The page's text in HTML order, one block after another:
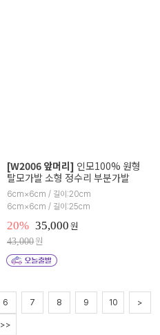
[W2006 앞머리] 인모100% 원형
탈모가발 소형 정수리 부분가발
6cm×6cm / 길이:20cm
6cm×6cm / 길이:25cm
20% 35,000원
43,000원
6 7 8 9 10 >
>>